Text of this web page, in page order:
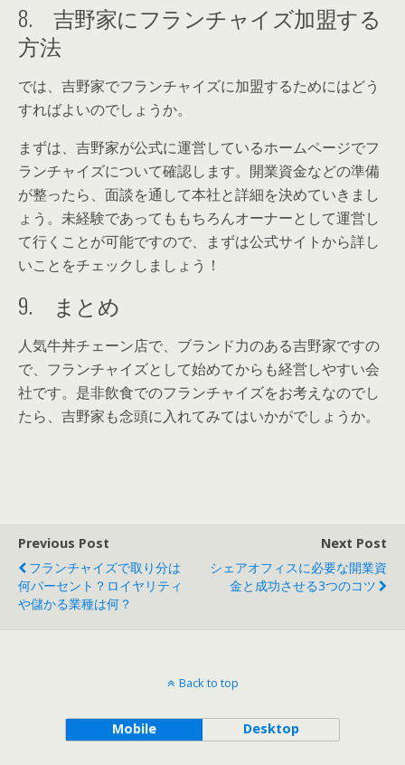
8. 吉野家にフランチャイズ加盟する
方法
では、吉野家でフランチャイズに加盟するためにはどう
すればよいのでしょうか。
まずは、吉野家が公式に運営しているホームページでフ
ランチャイズについて確認します。開業資金などの準備
が整ったら、面談を通して本社と詳細を決めていきまし
ょう。未経験であってももちろんオーナーとして運営し
て行くことが可能ですので、まずは公式サイトから詳し
いことをチェックしましょう！
9. まとめ
人気牛丼チェーン店で、ブランド力のある吉野家ですの
で、フランチャイズとして始めてからも経営しやすい会
社です。是非飲食でのフランチャイズをお考えなのでし
たら、吉野家も念頭に入れてみてはいかがでしょうか。
Previous Post
フランチャイズで取り分は
何パーセント？ロイヤリティ
や儲かる業種は何？
Next Post
シェアオフィスに必要な開業資
金と成功させる3つのコツ
Back to top
Mobile Desktop